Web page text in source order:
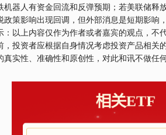
机器人有资金回流和反弹预期；若美联储
政策影响出现回调，但外部消息是短期影
以上内容仅作为作者或者嘉宾的观点，不
投资者应根据自身情况考虑投资产品相关
实性、准确性和原创性，对此和讯不做任
14078.34 -65.86 -0.47%